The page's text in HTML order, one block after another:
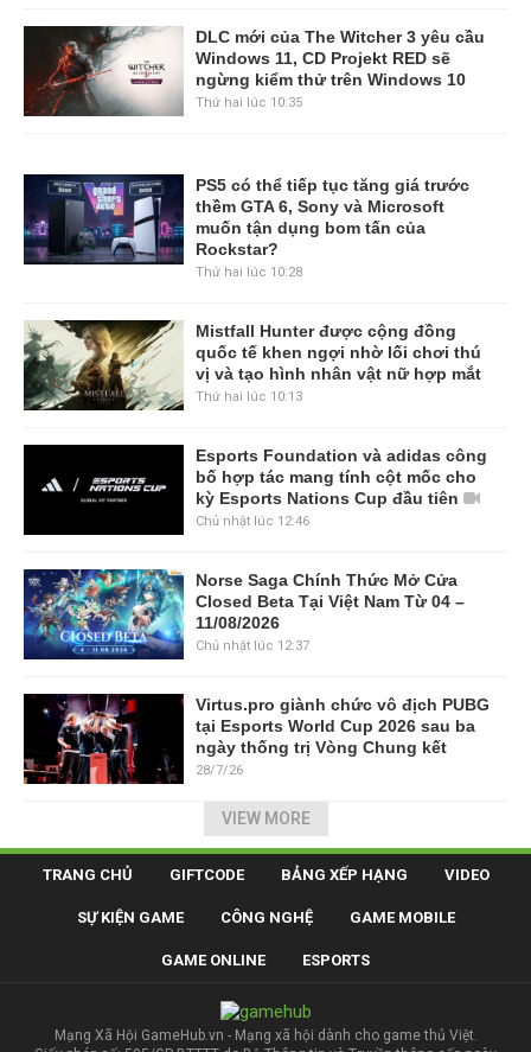
DLC mới của The Witcher 3 yêu cầu
Windows 11, CD Projekt RED sẽ
ngừng kiểm thử trên Windows 10
Thứ hai lúc 10:35
PS5 có thể tiếp tục tăng giá trước
thềm GTA 6, Sony và Microsoft
muốn tận dụng bom tấn của
Rockstar?
Thứ hai lúc 10:28
Mistfall Hunter được cộng đồng
quốc tế khen ngợi nhờ lối chơi thú
vị và tạo hình nhân vật nữ hợp mắt
Thứ hai lúc 10:13
Esports Foundation và adidas công
bố hợp tác mang tính cột mốc cho
kỳ Esports Nations Cup đầu tiên
Chủ nhật lúc 12:46
Norse Saga Chính Thức Mở Cửa
Closed Beta Tại Việt Nam Từ 04 –
11/08/2026
Chủ nhật lúc 12:37
Virtus.pro giành chức vô địch PUBG
tại Esports World Cup 2026 sau ba
ngày thống trị Vòng Chung kết
28/7/26
VIEW MORE
TRANG CHỦ GIFTCODE BẢNG XẾP HẠNG VIDEO
SỰ KIỆN GAME CÔNG NGHỆ GAME MOBILE
GAME ONLINE ESPORTS
Mạng Xã Hội GameHub.vn - Mạng xã hội dành cho game thủ Việt.